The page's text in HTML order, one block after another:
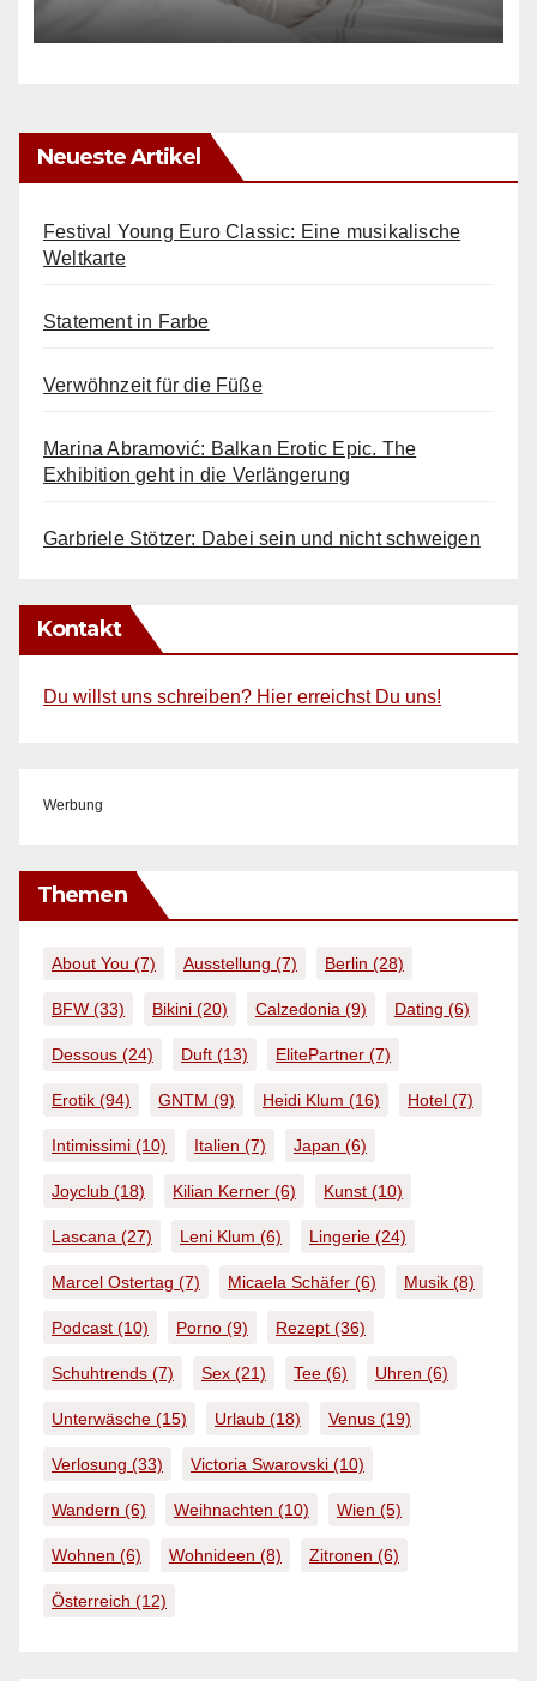
Neueste Artikel
Festival Young Euro Classic: Eine musikalische
Weltkarte
Statement in Farbe
Verwöhnzeit für die Füße
Marina Abramović: Balkan Erotic Epic. The
Exhibition geht in die Verlängerung
Garbriele Stötzer: Dabei sein und nicht schweigen
Kontakt
Du willst uns schreiben? Hier erreichst Du uns!
Werbung
Themen
About You (7) Ausstellung (7) Berlin (28)
BFW (33) Bikini (20) Calzedonia (9) Dating (6)
Dessous (24) Duft (13) ElitePartner (7)
Erotik (94) GNTM (9) Heidi Klum (16) Hotel (7)
Intimissimi (10) Italien (7) Japan (6)
Joyclub (18) Kilian Kerner (6) Kunst (10)
Lascana (27) Leni Klum (6) Lingerie (24)
Marcel Ostertag (7) Micaela Schäfer (6) Musik (8)
Podcast (10) Porno (9) Rezept (36)
Schuhtrends (7) Sex (21) Tee (6) Uhren (6)
Unterwäsche (15) Urlaub (18) Venus (19)
Verlosung (33) Victoria Swarovski (10)
Wandern (6) Weihnachten (10) Wien (5)
Wohnen (6) Wohnideen (8) Zitronen (6)
Österreich (12)